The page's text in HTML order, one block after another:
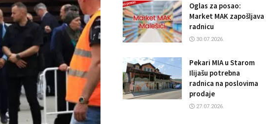
Oglas za posao:
Market MAK zapošljava
radnicu
30.07.2026.
Pekari MIA u Starom
Ilijašu potrebna
radnica na poslovima
prodaje
27.07.2026.